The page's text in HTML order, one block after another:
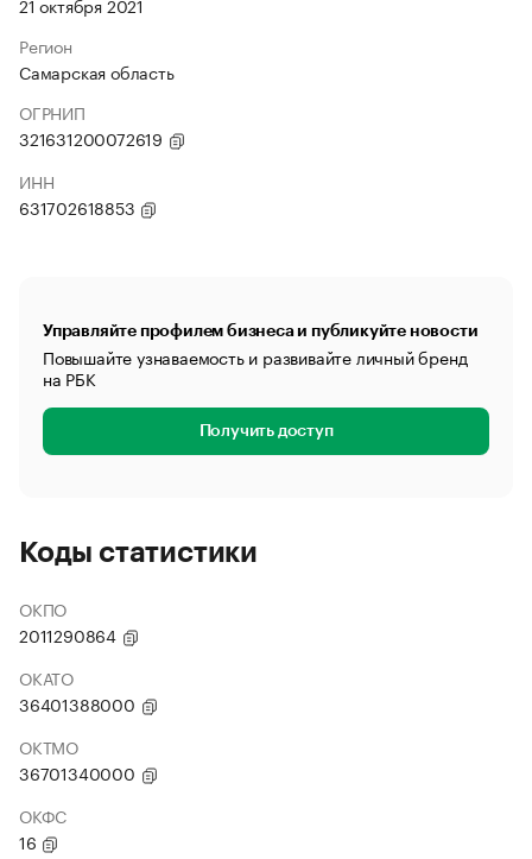
Регион
Самарская область
ОГРНИП
321631200072619
ИНН
631702618853
Управляйте профилем бизнеса и публикуйте новости
Повышайте узнаваемость и развивайте личный бренд
на РБК
Получить доступ
Коды статистики
ОКПО
2011290864
ОКАТО
36401388000
ОКТМО
36701340000
ОКФС
16